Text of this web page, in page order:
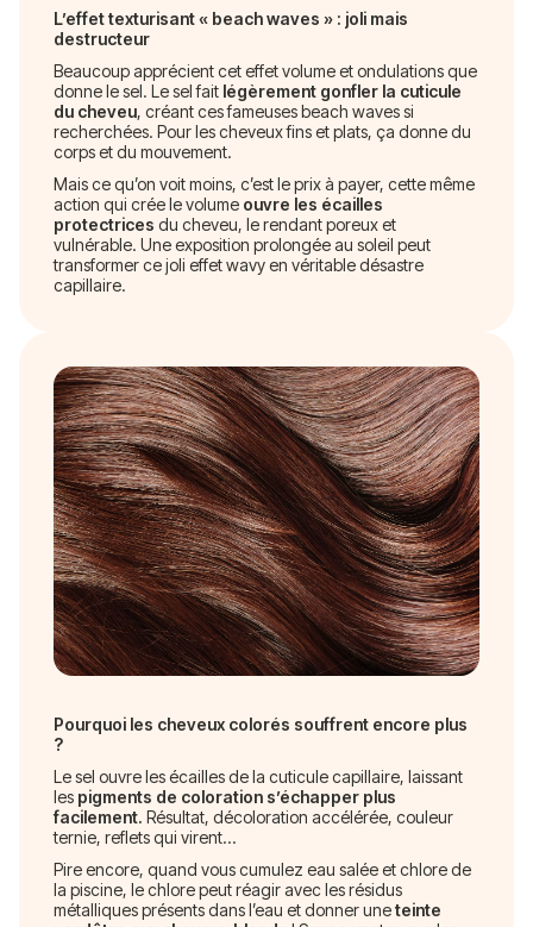
L’effet texturisant « beach waves » : joli mais
destructeur
Beaucoup apprécient cet effet volume et ondulations que
donne le sel. Le sel fait légèrement gonfler la cuticule
du cheveu, créant ces fameuses beach waves si
recherchées. Pour les cheveux fins et plats, ça donne du
corps et du mouvement.
Mais ce qu’on voit moins, c’est le prix à payer, cette même
action qui crée le volume ouvre les écailles
protectrices du cheveu, le rendant poreux et
vulnérable. Une exposition prolongée au soleil peut
transformer ce joli effet wavy en véritable désastre
capillaire.
Pourquoi les cheveux colorés souffrent encore plus
?
Le sel ouvre les écailles de la cuticule capillaire, laissant
les pigments de coloration s’échapper plus
facilement. Résultat, décoloration accélérée, couleur
ternie, reflets qui virent…
Pire encore, quand vous cumulez eau salée et chlore de
la piscine, le chlore peut réagir avec les résidus
métalliques présents dans l’eau et donner uneteinte